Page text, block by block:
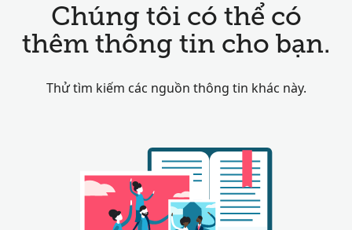
Chúng tôi có thể có
thêm thông tin cho bạn.
Thử tìm kiếm các nguồn thông tin khác này.